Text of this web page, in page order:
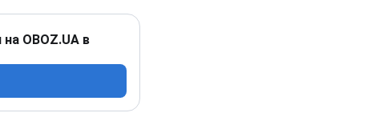
OBOZ.UA в